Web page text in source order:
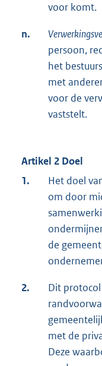
voor komt.
n.
persoon,
het
met
voor de
vaststelt.
Artikel 2 Doel
1.
Het doel
om door
de
2.
Dit
met de
Deze